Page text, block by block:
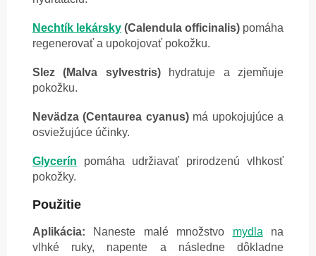
Nechtík lekársky (Calendula officinalis) pomáha
regenerovať a upokojovať pokožku.
Slez (Malva sylvestris)hydratuje a zjemňuje
pokožku.
Nevädza (Centaurea cyanus)má upokojujúce a
osviežujúce účinky.
Glycerín pomáha udržiavať prirodzenú vlhkosť
pokožky.
Použitie
Aplikácia: Naneste malé množstvo mydla na
vlhké ruky, napente a následne dôkladne